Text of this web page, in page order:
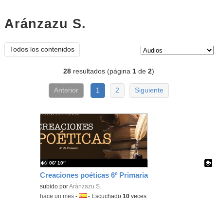
Aránzazu S.
Todos los contenidos
28 resultados (página1 de2)
Anterior 1 2 Siguiente
Creaciones poéticas 6º Primaria
Contenido educativo.
subido porAránzazu S.
06′ 10″
-hace un mes -Idioma:
- Escuchado10 veces